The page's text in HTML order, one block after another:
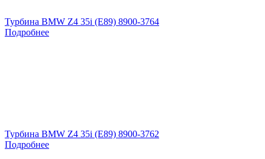
Турбина BMW Z4 35i (E89) 8900-3764
Подробнее
Турбина BMW Z4 35i (E89) 8900-3762
Подробнее